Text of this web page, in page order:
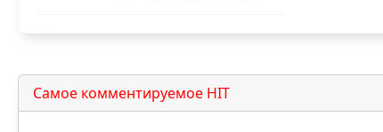
Самое комментируемое HIT